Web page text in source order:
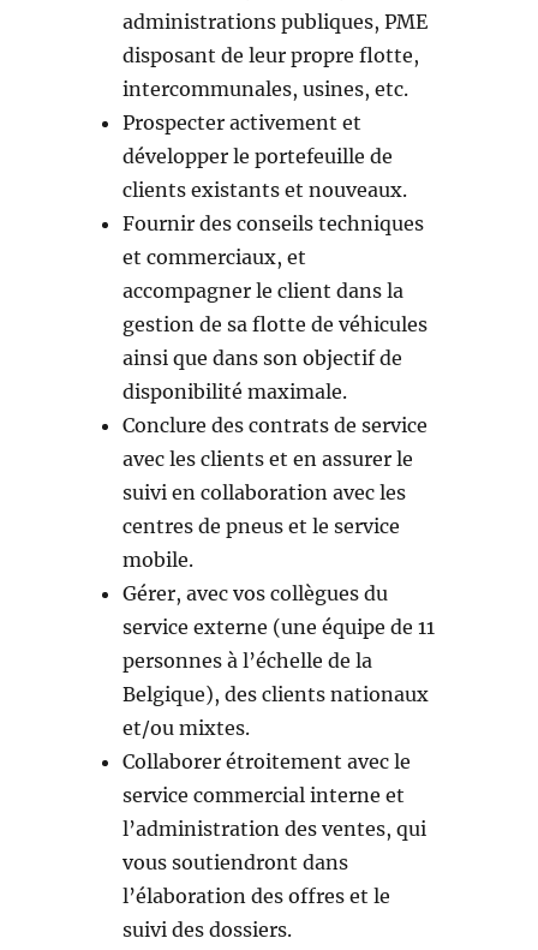
administrations publiques, PME
disposant de leur propre flotte,
intercommunales, usines, etc.
Prospecter activement et
développer le portefeuille de
clients existants et nouveaux.
Fournir des conseils techniques
et commerciaux, et
accompagner le client dans la
gestion de sa flotte de véhicules
ainsi que dans son objectif de
disponibilité maximale.
Conclure des contrats de service
avec les clients et en assurer le
suivi en collaboration avec les
centres de pneus et le service
mobile.
Gérer, avec vos collègues du
service externe (une équipe de 11
personnes à l’échelle de la
Belgique), des clients nationaux
et/ou mixtes.
Collaborer étroitement avec le
service commercial interne et
l’administration des ventes, qui
vous soutiendront dans
l’élaboration des offres et le
suivi des dossiers.